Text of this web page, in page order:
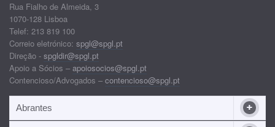
Rua Fialho de Almeida, 3
1070-128 Lisboa
Telef: 213 819 100
Correio eletrónico: spgl@spgl.pt
Direção - spgldir@spgl.pt
Apoio a Sócios – apoiosocios@spgl.pt
Contencioso/Advogados – contencioso@spgl.pt
Abrantes